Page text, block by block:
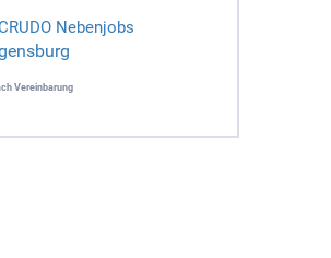
Nebenjobs
Vereinbarung